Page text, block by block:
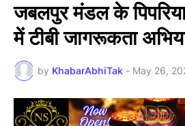
जबलपुर मंडल के
में टीबी जागरूकता
by KhabarAbhiTak - May 26,